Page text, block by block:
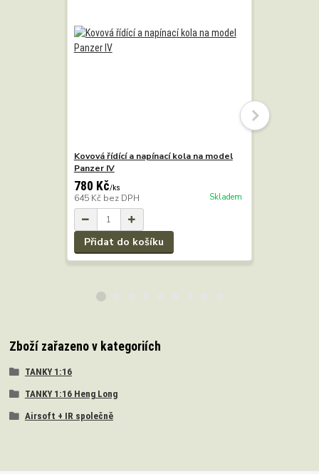
Kovová řídící a napínací kola na model
Panzer IV
780 Kč/ks
645 Kč bez DPH Skladem
Přidat do košíku
Zboží zařazeno v kategoriích
TANKY 1:16
TANKY 1:16 Heng Long
Airsoft + IR společně